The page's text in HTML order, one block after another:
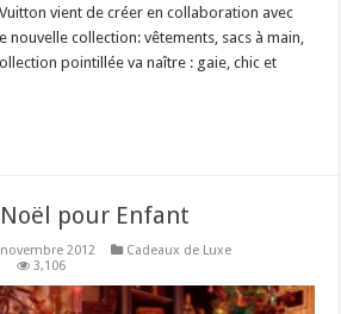
vient de créer en collaboration avec
nouvelle collection: vêtements, sacs à main,
pointillée va naître : gaie, chic et
pour Enfant
2012
Cadeaux de Luxe
3,106